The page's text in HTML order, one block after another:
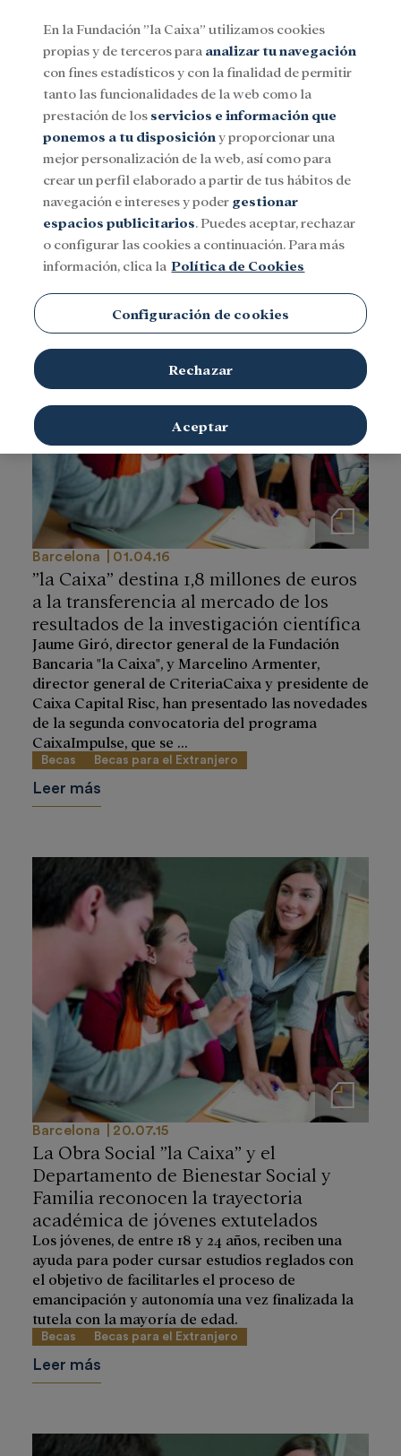
Menu
SocialInvestigación y becasCultura
Becas
Notas de prensa
Barcelona 01.04.16
”la Caixa” destina 1,8 millones de euros
a la transferencia al mercado de los
resultados de la investigación científica
Jaume Giró, director general de la Fundación
Bancaria "la Caixa", y Marcelino Armenter,
director general de CriteriaCaixa y presidente de
Caixa Capital Risc, han presentado las novedades
de la segunda convocatoria del programa
CaixaImpulse, que se ...
Becas Becas para el Extranjero
Leer más
Notas de prensa
Barcelona 20.07.15
La Obra Social ”la Caixa” y el
Departamento de Bienestar Social y
Familia reconocen la trayectoria
académica de jóvenes extutelados
Los jóvenes, de entre 18 y 24 años, reciben una
ayuda para poder cursar estudios reglados con
el objetivo de facilitarles el proceso de
emancipación y autonomía una vez finalizada la
tutela con la mayoría de edad.
Becas Becas para el Extranjero
Leer más
En la Fundación ”la Caixa” utilizamos cookies
propias y de terceros para analizar tu navegación
con fines estadísticos y con la finalidad de permitir
tanto las funcionalidades de la web como la
prestación de los servicios e información que
ponemos a tu disposición y proporcionar una
mejor personalización de la web, así como para
crear un perfil elaborado a partir de tus hábitos de
navegación e intereses y poder gestionar
espacios publicitarios. Puedes aceptar, rechazar
o configurar las cookies a continuación. Para más
información, clica la Política de Cookies
Configuración de cookies
Rechazar
Aceptar